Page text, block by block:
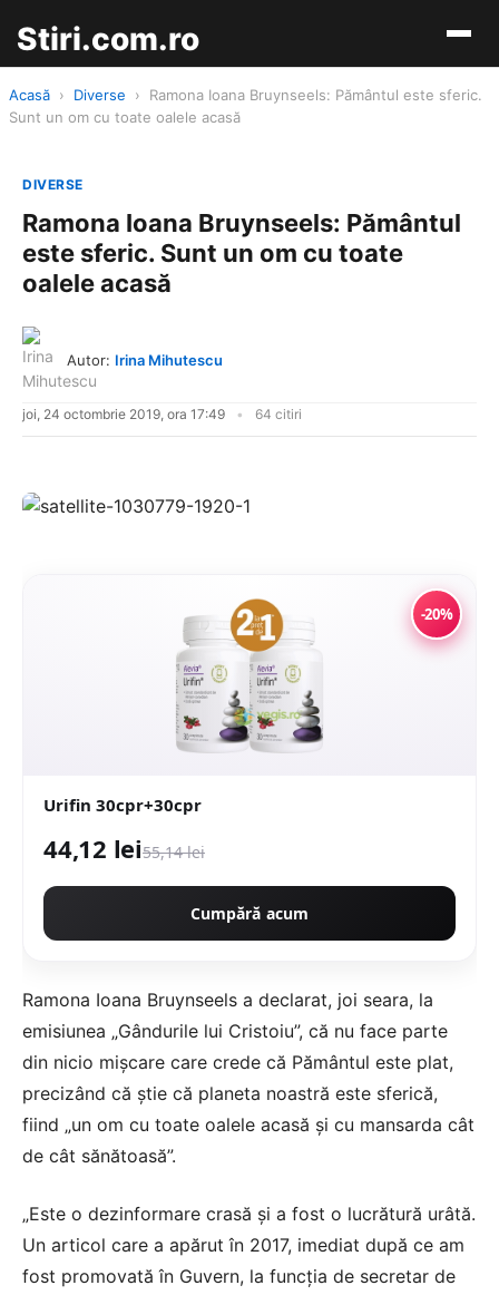
Stiri.com.ro
Acasă › Diverse ›
Ramona Ioana Bruynseels: Pământul este sferic.
Sunt un om cu toate oalele acasă
DIVERSE
Ramona Ioana Bruynseels: Pământul
este sferic. Sunt un om cu toate
oalele acasă
Autor: Irina Mihutescu
joi, 24 octombrie 2019, ora 17:49 64 citiri
-20%
Urifin 30cpr+30cpr
44,12 lei55,14 lei
Cumpără acum
Ramona Ioana Bruynseels a declarat, joi seara, la
emisiunea „Gândurile lui Cristoiu”, că nu face parte
din nicio mișcare care crede că Pământul este plat,
precizând că știe că planeta noastră este sferică,
fiind „un om cu toate oalele acasă și cu mansarda cât
de cât sănătoasă”.
„Este o dezinformare crasă și a fost o lucrătură urâtă.
Un articol care a apărut în 2017, imediat după ce am
fost promovată în Guvern, la funcția de secretar de